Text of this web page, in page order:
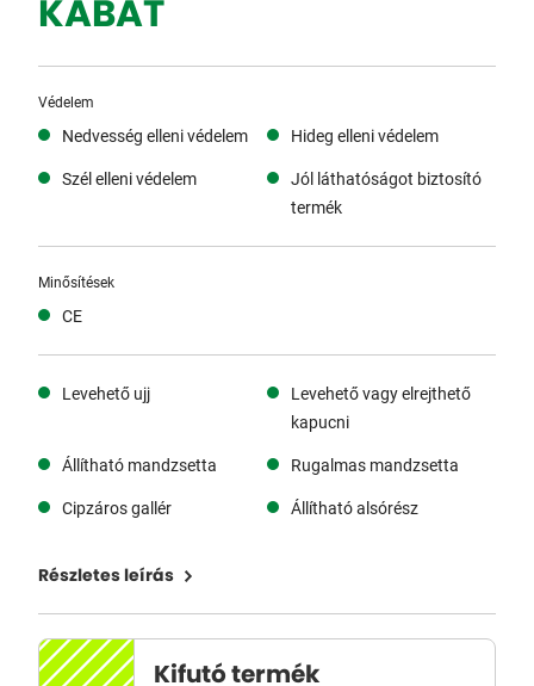
KABÁT
Védelem
Nedvesség elleni védelem
Hideg elleni védelem
Szél elleni védelem
Jól láthatóságot biztosító
termék
Minősítések
CE
Levehető ujj
Levehető vagy elrejthető
kapucni
Állítható mandzsetta
Rugalmas mandzsetta
Cipzáros gallér
Állítható alsórész
Részletes leírás
Kifutó termék